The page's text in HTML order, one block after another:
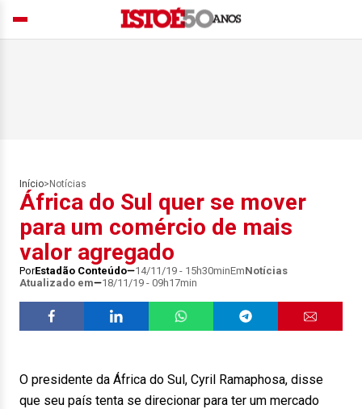
Início> Notícias
África do Sul quer se mover
para um comércio de mais
valor agregado
PorEstadão Conteúdo 14/11/19 - 15h30minEmNotícias
Atualizado em
18/11/19 - 09h17min
O presidente da África do Sul, Cyril Ramaphosa, disse
que seu país tenta se direcionar para ter um mercado